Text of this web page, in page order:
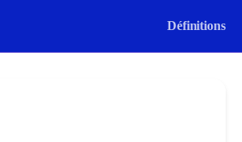
Définitions